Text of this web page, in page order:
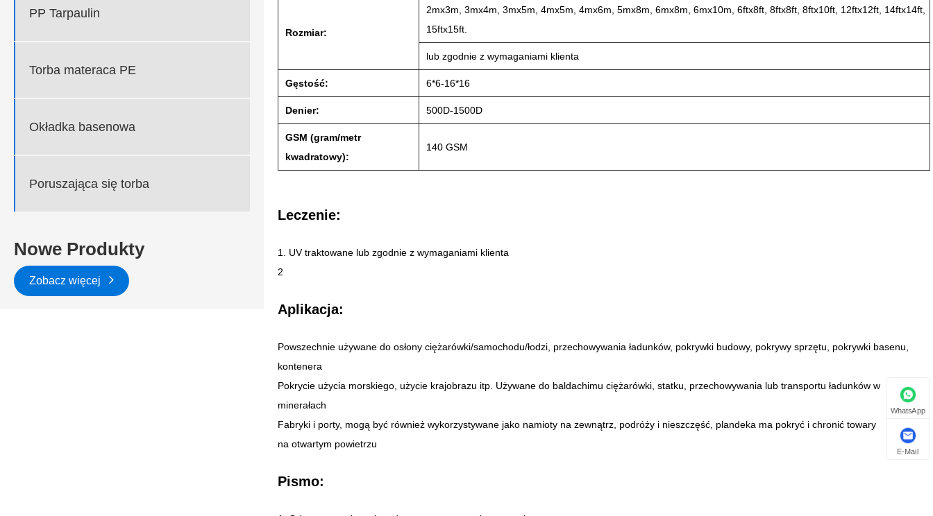
PP Tarpaulin
Torba materaca PE
Okładka basenowa
Poruszająca się torba
Nowe Produkty
Zobacz więcej
Rozmiar:
2mx3m, 3mx4m, 3mx5m, 4mx5m, 4mx6m, 5mx8m, 6mx8m, 6mx10m, 6ftx8ft, 8ftx8ft, 8ftx10ft, 12ftx12ft, 14ftx14ft,
15ftx15ft.
lub zgodnie z wymaganiami klienta
Gęstość: 6*6-16*16
Denier: 500D-1500D
GSM (gram/metr
kwadratowy):
140 GSM
Leczenie:
1. UV traktowane lub zgodnie z wymaganiami klienta
2
Aplikacja:
Powszechnie używane do osłony ciężarówki/samochodu/łodzi, przechowywania ładunków, pokrywki budowy, pokrywy sprzętu, pokrywki basenu,
kontenera
Pokrycie użycia morskiego, użycie krajobrazu itp. Używane do baldachimu ciężarówki, statku, przechowywania lub transportu ładunków w
minerałach
Fabryki i porty, mogą być również wykorzystywane jako namioty na zewnątrz, podróży i nieszczęść, plandeka ma pokryć i chronić towary
na otwartym powietrzu
Pismo:
WhatsApp
E-Mail